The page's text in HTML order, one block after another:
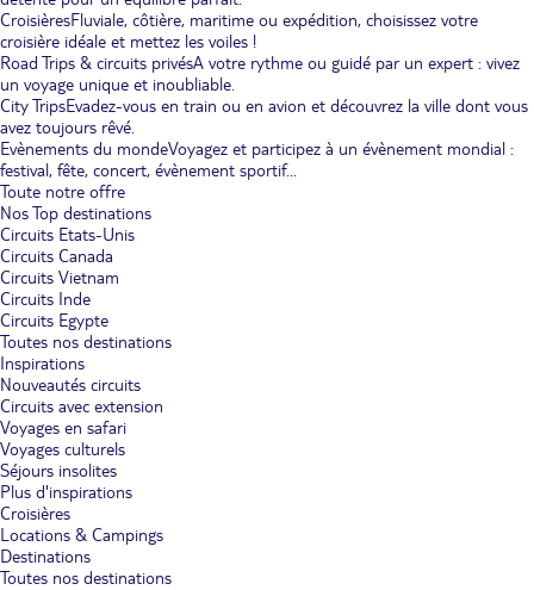
CroisièresFluviale, côtière, maritime ou expédition, choisissez votre
croisière idéale et mettez les voiles !
Road Trips & circuits privésA votre rythme ou guidé par un expert : vivez
un voyage unique et inoubliable.
City TripsEvadez-vous en train ou en avion et découvrez la ville dont vous
avez toujours rêvé.
Evènements du mondeVoyagez et participez à un évènement mondial :
festival, fête, concert, évènement sportif...
Toute notre offre
Nos Top destinations
Circuits Etats-Unis
Circuits Canada
Circuits Vietnam
Circuits Inde
Circuits Egypte
Toutes nos destinations
Inspirations
Nouveautés circuits
Circuits avec extension
Voyages en safari
Voyages culturels
Séjours insolites
Plus d'inspirations
Croisières
Locations & Campings
Destinations
Toutes nos destinations